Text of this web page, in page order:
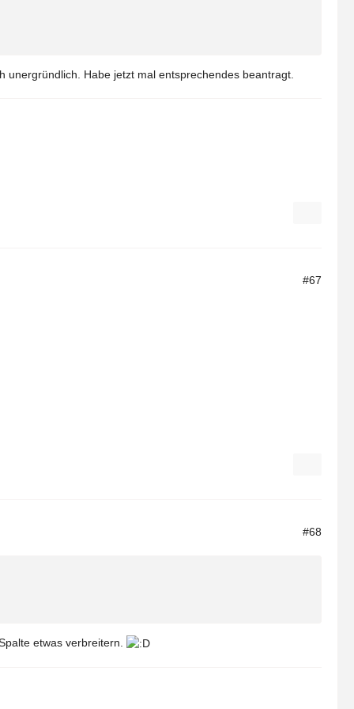
Habe jetzt mal entsprechendes beantragt.
#67
#68
etwas verbreitern.